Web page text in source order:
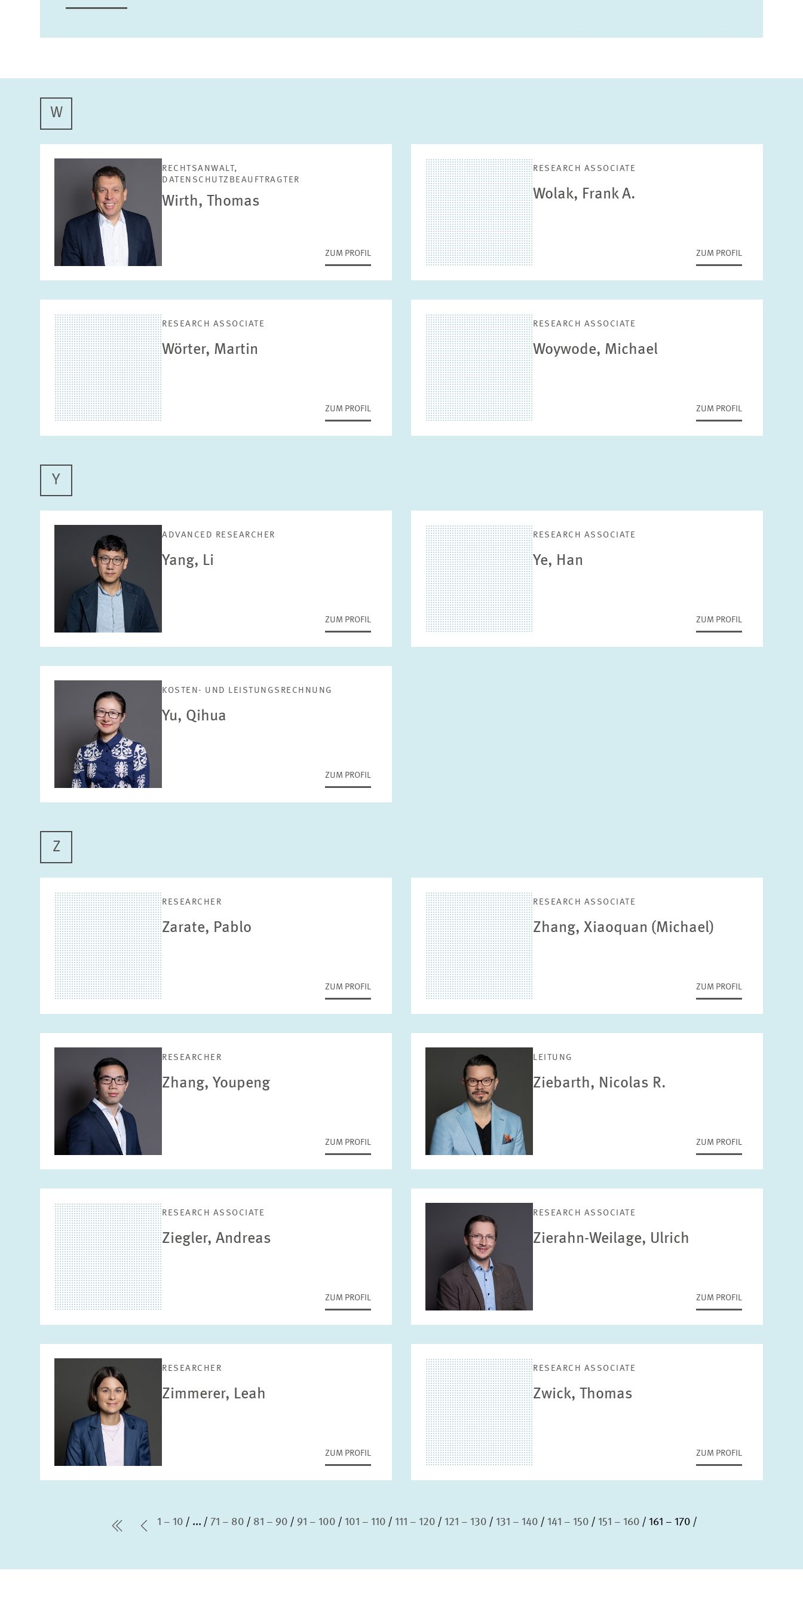
ZENTRALE DIENSTLEISTUNGEN HR
W
RECHTSANWALT,
DATENSCHUTZBEAUFTRAGTER
Wirth, Thomas
ZUM PROFIL
RESEARCH ASSOCIATE
Wolak, Frank A.
ZUM PROFIL
RESEARCH ASSOCIATE
Wörter, Martin
ZUM PROFIL
RESEARCH ASSOCIATE
Woywode, Michael
ZUM PROFIL
Y
ADVANCED RESEARCHER
Yang, Li
ZUM PROFIL
RESEARCH ASSOCIATE
Ye, Han
ZUM PROFIL
KOSTEN- UND LEISTUNGSRECHNUNG
Yu, Qihua
ZUM PROFIL
Z
RESEARCHER
Zarate, Pablo
ZUM PROFIL
RESEARCH ASSOCIATE
Zhang, Xiaoquan (Michael)
ZUM PROFIL
RESEARCHER
Zhang, Youpeng
ZUM PROFIL
LEITUNG
Ziebarth, Nicolas R.
ZUM PROFIL
RESEARCH ASSOCIATE
Ziegler, Andreas
ZUM PROFIL
RESEARCH ASSOCIATE
Zierahn-Weilage, Ulrich
ZUM PROFIL
RESEARCHER
Zimmerer, Leah
ZUM PROFIL
RESEARCH ASSOCIATE
Zwick, Thomas
ZUM PROFIL
erste Seite
Vorherige Seite
1 – 10 ... 71 – 80 81 – 90 91 – 100 101 – 110 111 – 120 121 – 130 131 – 140 141 – 150 151 – 160 161 – 170